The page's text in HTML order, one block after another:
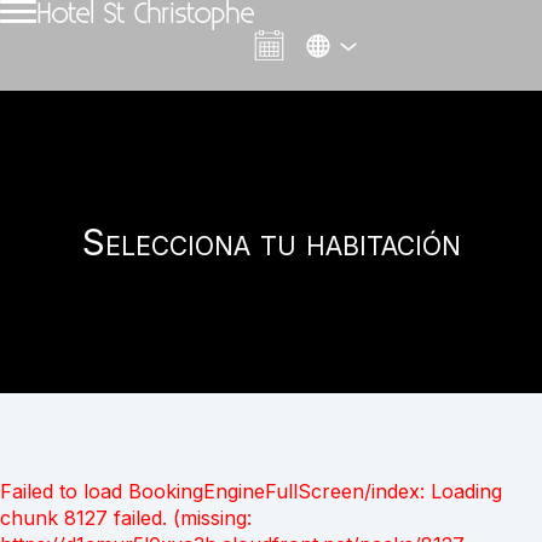
Hotel St Christophe
Selecciona tu habitación
Failed to load BookingEngineFullScreen/index: Loading
chunk 8127 failed. (missing: